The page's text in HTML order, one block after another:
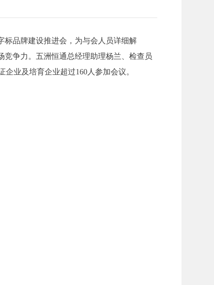
标品牌建设推进会，为与会人员详细解
竞争力。五洲恒通总经理助理杨兰、检查员
业及培育企业超过160人参加会议。